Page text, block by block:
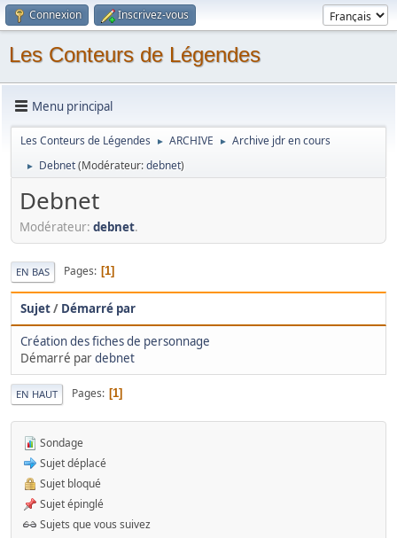
Connexion Inscrivez-vous
Les Conteurs de Légendes
Menu principal
Les Conteurs de Légendes ► ARCHIVE ► Archive jdr en cours
► Debnet(Modérateur:debnet)
Debnet
Modérateur: debnet.
EN BAS Pages 1
Sujet/ Démarré par
Création des fiches de personnage
Démarré pardebnet
EN HAUT Pages 1
Sondage
Sujet déplacé
Sujet bloqué
Sujet épinglé
Sujets que vous suivez